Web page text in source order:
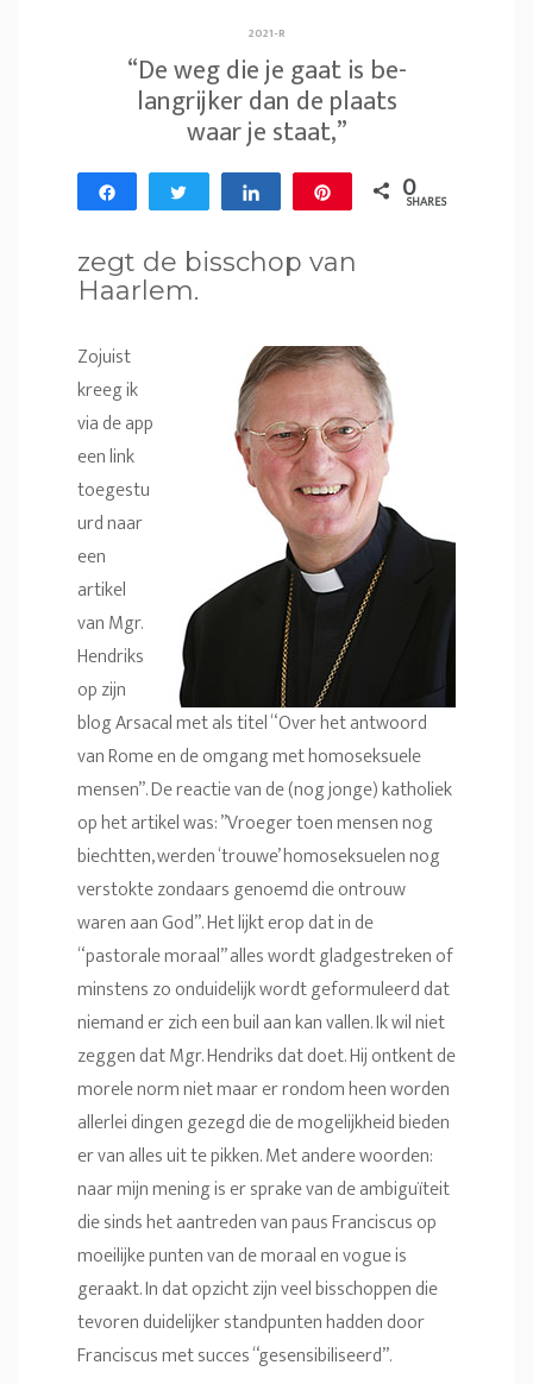
2021-R
“De weg die je gaat is be­
lang­rijker dan de plaats
waar je staat,”
Share Tweet Share 0
SHARES
zegt de bisschop van
Haarlem.
Zojuist
kreeg ik
via de app
een link
toegestu
urd naar
een
artikel
van Mgr.
Hendriks
op zijn
blog Arsacal met als titel “Over het antwoord
van Rome en de omgang met homoseksuele
mensen”. De reactie van de (nog jonge) katholiek
op het artikel was: ”Vroeger toen mensen nog
biechtten, werden ‘trouwe’ homoseksuelen nog
verstokte zondaars genoemd die ontrouw
waren aan God”. Het lijkt erop dat in de
“pastorale moraal” alles wordt gladgestreken of
minstens zo onduidelijk wordt geformuleerd dat
niemand er zich een buil aan kan vallen. Ik wil niet
zeggen dat Mgr. Hendriks dat doet. Hij ontkent de
morele norm niet maar er rondom heen worden
allerlei dingen gezegd die de mogelijkheid bieden
er van alles uit te pikken. Met andere woorden:
naar mijn mening is er sprake van de ambiguïteit
die sinds het aantreden van paus Franciscus op
moeilijke punten van de moraal en vogue is
geraakt. In dat opzicht zijn veel bisschoppen die
tevoren duidelijker standpunten hadden door
Franciscus met succes “gesensibiliseerd”.